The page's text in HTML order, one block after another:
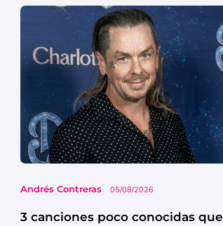
Andrés Contreras 05/08/2026
3 canciones poco conocidas que